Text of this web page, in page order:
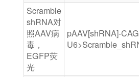
Scramble
shRNA对
照AAV病
毒，
EGFP荧
光
pAAV[shRNA]-